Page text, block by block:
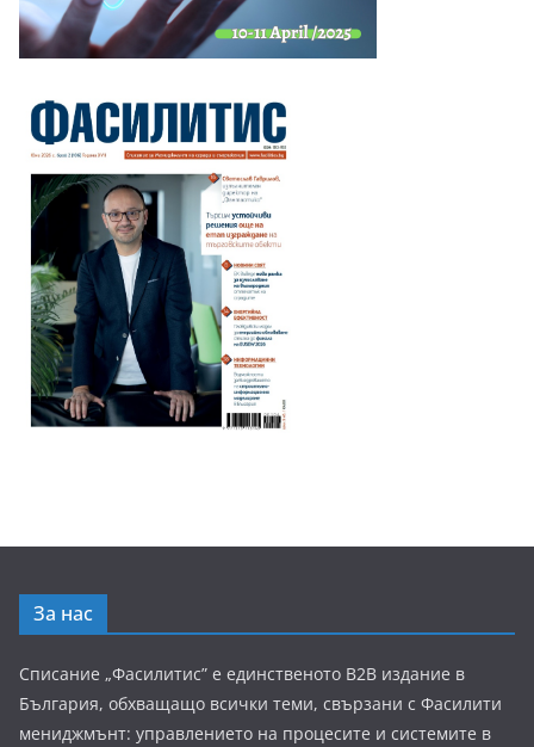
За нас
Списание „Фасилитис” е единственото B2B издание в
България, обхващащо всички теми, свързани с Фасилити
мениджмънт: управлението на процесите и системите в